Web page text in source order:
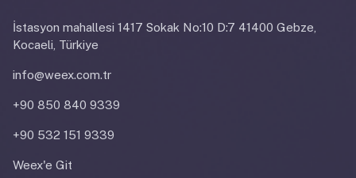
İstasyon mahallesi 1417 Sokak No:10 D:7 41400 Gebze,
Kocaeli, Türkiye
info@weex.com.tr
+90 850 840 9339
+90 532 151 9339
Weex'e Git